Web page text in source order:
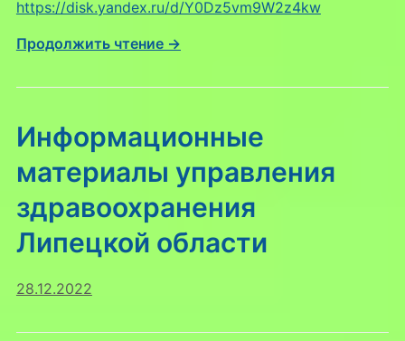
https://disk.yandex.ru/d/Y0Dz5vm9W2z4kw
Продолжить чтение →
Информационные
материалы управления
здравоохранения
Липецкой области
28.12.2022